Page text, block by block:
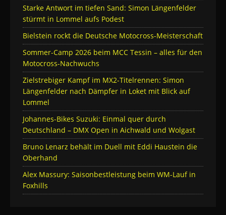
Starke Antwort im tiefen Sand: Simon Längenfelder
stürmt in Lommel aufs Podest
Bielstein rockt die Deutsche Motocross-Meisterschaft
Sommer-Camp 2026 beim MCC Tessin – alles für den
Motocross-Nachwuchs
Zielstrebiger Kampf im MX2-Titelrennen: Simon
Längenfelder nach Dämpfer in Loket mit Blick auf
Lommel
Johannes-Bikes Suzuki: Einmal quer durch
Deutschland – DMX Open in Aichwald und Wolgast
Bruno Lenarz behält im Duell mit Eddi Haustein die
Oberhand
Alex Massury: Saisonbestleistung beim WM-Lauf in
Foxhills